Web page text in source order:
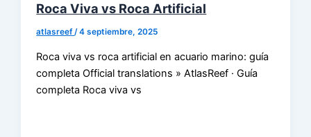
Roca Viva vs Roca Artificial
atlasreef/4 septiembre, 2025
Roca viva vs roca artificial en acuario marino: guía
completa Official translations » AtlasReef · Guía
completa Roca viva vs